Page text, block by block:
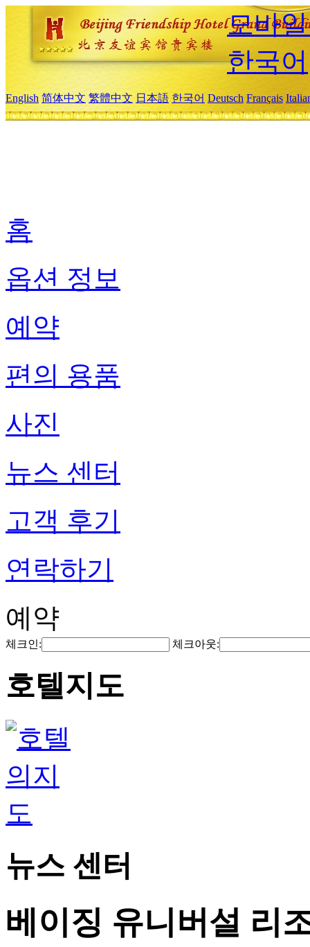
모바
한국어
English 简体中文 繁體中文 日本語 한국어 Deutsch Français
홈
옵션 정보
예약
편의 용품
사진
뉴스 센터
고객 후기
연락하기
예약
체크인: 체크아웃:
호텔지도
뉴스 센터
베이징 유니버설 리